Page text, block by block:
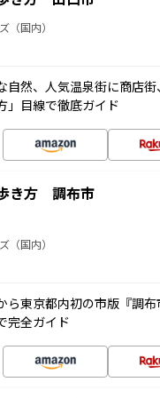
（国内）
自然、人気温泉街に商店
」目線で徹底ガイド
き方 調布市
（国内）
ら東京都内初の市版『
完全ガイド